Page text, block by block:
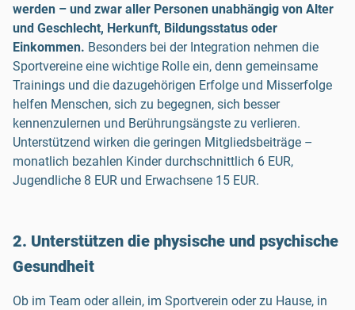
werden – und zwar aller Personen unabhängig von Alter
und Geschlecht, Herkunft, Bildungsstatus oder
Einkommen. Besonders bei der Integration nehmen die
Sportvereine eine wichtige Rolle ein, denn gemeinsame
Trainings und die dazugehörigen Erfolge und Misserfolge
helfen Menschen, sich zu begegnen, sich besser
kennenzulernen und Berührungsängste zu verlieren.
Unterstützend wirken die geringen Mitgliedsbeiträge –
monatlich bezahlen Kinder durchschnittlich 6 EUR,
Jugendliche 8 EUR und Erwachsene 15 EUR.
2. Unterstützen die physische und psychische
Gesundheit
Ob im Team oder allein, im Sportverein oder zu Hause, in